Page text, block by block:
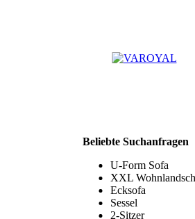
Beliebte Suchanfragen
U-Form Sofa
XXL
Ecksofa
Sessel
2-Sitzer